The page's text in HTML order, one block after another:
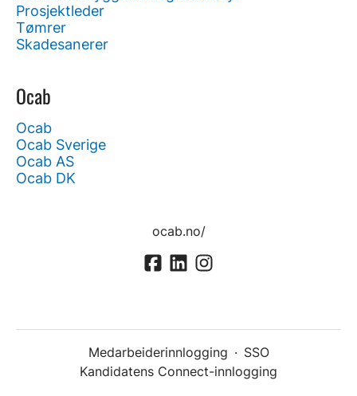
Prosjektleder
Tømrer
Skadesanerer
Ocab
Ocab
Ocab Sverige
Ocab AS
Ocab DK
ocab.no/
Medarbeiderinnlogging · SSO
Kandidatens Connect-innlogging